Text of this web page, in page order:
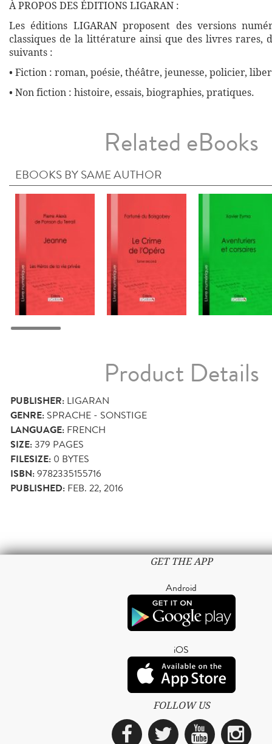
À PROPOS DES ÉDITIONS LIGARAN :
Les éditions LIGARAN proposent des versions
classiques de la littérature ainsi que des livres rares,
suivants :
• Fiction : roman, poésie, théâtre, jeunesse, policier,
• Non fiction : histoire, essais, biographies, pratiques.
Related eBooks
EBOOKS BY SAME AUTHOR
Product Details
PUBLISHER: LIGARAN
GENRE: SPRACHE - SONSTIGE
LANGUAGE: FRENCH
SIZE:379 PAGES
FILESIZE: 0 BYTES
ISBN:9782335155716
PUBLISHED: FEB. 22, 2016
GET THE APP
Android
iOS
FOLLOW US
Facebook
Twitter